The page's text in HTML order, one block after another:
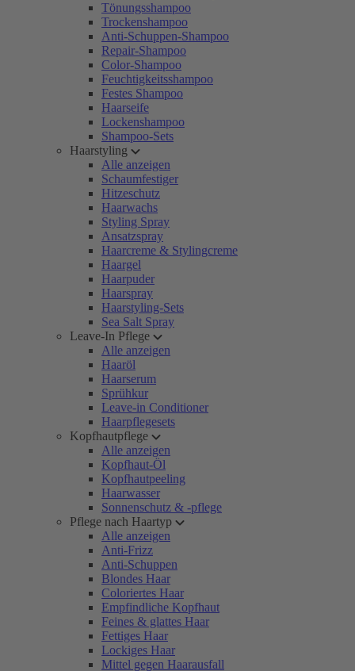
Tönungsshampoo
Trockenshampoo
Anti-Schuppen-Shampoo
Repair-Shampoo
Color-Shampoo
Feuchtigkeitsshampoo
Festes Shampoo
Haarseife
Lockenshampoo
Shampoo-Sets
Haarstyling
Alle anzeigen
Schaumfestiger
Hitzeschutz
Haarwachs
Styling Spray
Ansatzspray
Haarcreme & Stylingcreme
Haargel
Haarpuder
Haarspray
Haarstyling-Sets
Sea Salt Spray
Leave-In Pflege
Alle anzeigen
Haaröl
Haarserum
Sprühkur
Leave-in Conditioner
Haarpflegesets
Kopfhautpflege
Alle anzeigen
Kopfhaut-Öl
Kopfhautpeeling
Haarwasser
Sonnenschutz & -pflege
Pflege nach Haartyp
Alle anzeigen
Anti-Frizz
Anti-Schuppen
Blondes Haar
Coloriertes Haar
Empfindliche Kopfhaut
Feines & glattes Haar
Fettiges Haar
Lockiges Haar
Mittel gegen Haarausfall